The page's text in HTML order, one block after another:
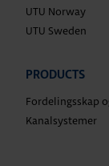
UTU Norway
UTU Sweden
PRODUCTS
Fordelingsskap
Kanalsystemer